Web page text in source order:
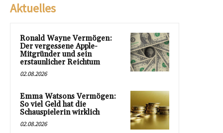
Aktuelles
Ronald Wayne Vermögen:
Der vergessene Apple-
Mitgründer und sein
erstaunlicher Reichtum
02.08.2026
Emma Watsons Vermögen:
So viel Geld hat die
Schauspielerin wirklich
02.08.2026